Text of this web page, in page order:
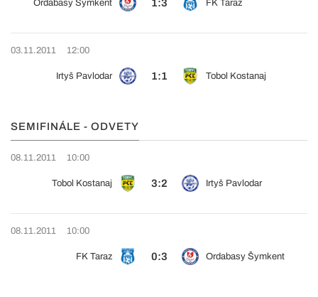
Ordabasy Šymkent 1:3 FK Taraz
03.11.2011 12:00
Irtyš Pavlodar 1:1 Tobol Kostanaj
SEMIFINÁLE - ODVETY
08.11.2011 10:00
Tobol Kostanaj 3:2 Irtyš Pavlodar
08.11.2011 10:00
FK Taraz 0:3 Ordabasy Šymkent